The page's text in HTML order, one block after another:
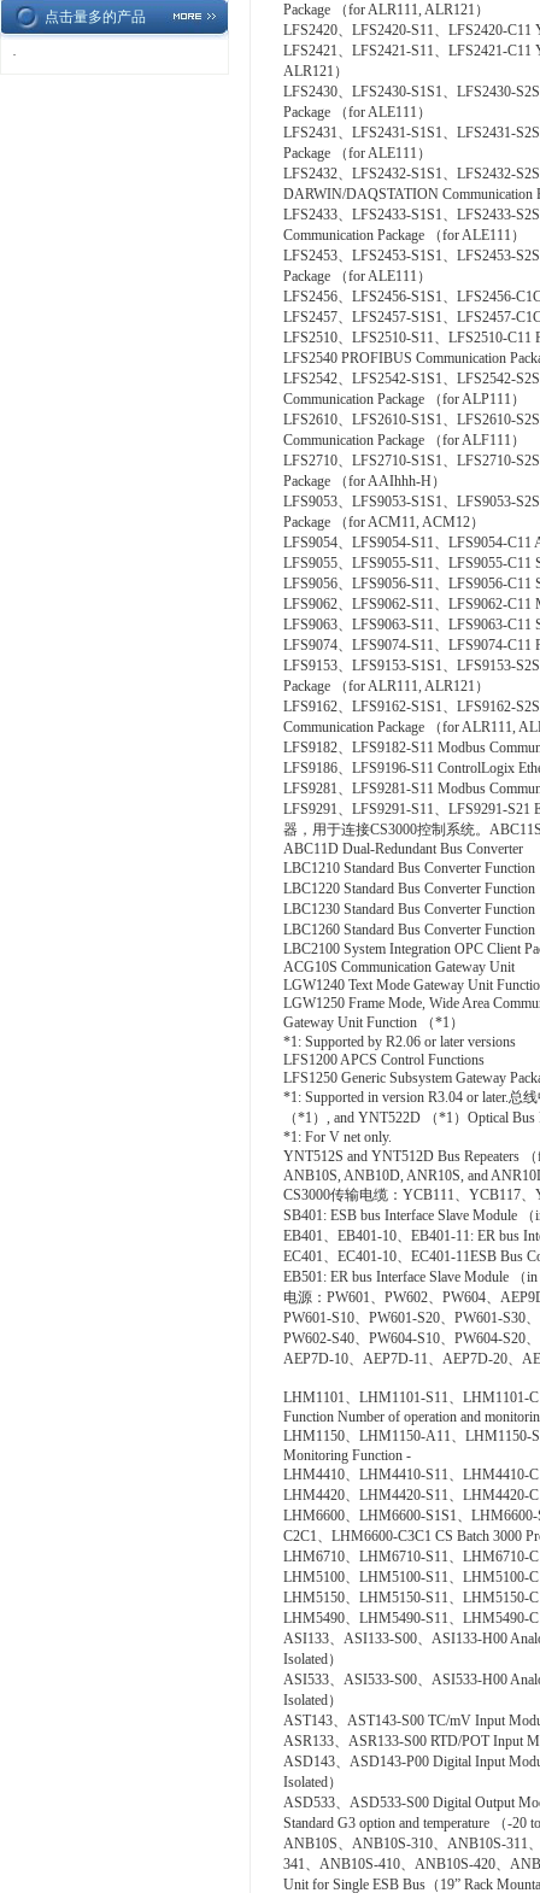
点击量多的产品
·
Package （for ALR111, ALR121）
LFS2420、LFS2420-S11、LFS2420-C11
LFS2421、LFS2421-S11、LFS2421-C11
ALR121）
LFS2430、LFS2430-S1S1、LFS2430-
Package （for ALE111）
LFS2431、LFS2431-S1S1、LFS2431-
Package （for ALE111）
LFS2432、LFS2432-S1S1、LFS2432-
DARWIN/DAQSTATION Communication
LFS2433、LFS2433-S1S1、LFS2433-
Communication Package （for ALE111）
LFS2453、LFS2453-S1S1、LFS2453-
Package （for ALE111）
LFS2456、LFS2456-S1S1、LFS2456-
LFS2457、LFS2457-S1S1、LFS2457-
LFS2510、LFS2510-S11、LFS2510-C11
LFS2540 PROFIBUS Communication
LFS2542、LFS2542-S1S1、LFS2542-
Communication Package （for ALP111）
LFS2610、LFS2610-S1S1、LFS2610-
Communication Package （for ALF111）
LFS2710、LFS2710-S1S1、LFS2710-
Package （for AAIhhh-H）
LFS9053、LFS9053-S1S1、LFS9053-
Package （for ACM11, ACM12）
LFS9054、LFS9054-S11、LFS9054-
LFS9055、LFS9055-S11、LFS9055-C11
LFS9056、LFS9056-S11、LFS9056-C11
LFS9062、LFS9062-S11、LFS9062-C11
LFS9063、LFS9063-S11、LFS9063-
LFS9074、LFS9074-S11、LFS9074-C11
LFS9153、LFS9153-S1S1、LFS9153-
Package （for ALR111, ALR121）
LFS9162、LFS9162-S1S1、LFS9162-
Communication Package （for ALR111,
LFS9182、LFS9182-S11 Modbus
LFS9186、LFS9196-S11 ControlLogix
LFS9281、LFS9281-S11 Modbus
LFS9291、LFS9291-S11、LFS9291-S21
器，用于连接CS3000控制系统。
ABC11D Dual-Redundant Bus Converter
LBC1210 Standard Bus Converter
LBC1220 Standard Bus Converter
LBC1230 Standard Bus Converter
LBC1260 Standard Bus Converter
LBC2100 System Integration OPC Client
ACG10S Communication Gateway Unit
LGW1240 Text Mode Gateway Unit
LGW1250 Frame Mode, Wide Area
Gateway Unit Function （*1）
*1: Supported by R2.06 or later versions
LFS1200 APCS Control Functions
LFS1250 Generic Subsystem Gateway
*1: Supported in version R3.04 or later.
（*1）, and YNT522D （*1）Optical
*1: For V net only.
YNT512S and YNT512D Bus Repeaters
ANB10S, ANB10D, ANR10S, and
CS3000传输电缆：YCB111、YCB117
SB401: ESB bus Interface Slave Module
EB401、EB401-10、EB401-11: ER bus
EC401、EC401-10、EC401-11ESB Bus
EB501: ER bus Interface Slave Module （
电源：PW601、PW602、PW604、
PW601-S10、PW601-S20、PW601-S30
PW602-S40、PW604-S10、PW604-S20
AEP7D-10、AEP7D-11、AEP7D-20、
LHM1101、LHM1101-S11、LHM1101-
Function Number of operation and
LHM1150、LHM1150-A11、LHM1150-
Monitoring Function -
LHM4410、LHM4410-S11、LHM4410-
LHM4420、LHM4420-S11、LHM4420-
LHM6600、LHM6600-S1S1、
C2C1、LHM6600-C3C1 CS Batch 3000
LHM6710、LHM6710-S11、LHM6710-
LHM5100、LHM5100-S11、LHM5100-
LHM5150、LHM5150-S11、LHM5150-
LHM5490、LHM5490-S11、LHM5490-
ASI133、ASI133-S00、ASI133-H00
Isolated）
ASI533、ASI533-S00、ASI533-H00
Isolated）
AST143、AST143-S00 TC/mV Input
ASR133、ASR133-S00 RTD/POT Input
ASD143、ASD143-P00 Digital Input
Isolated）
ASD533、ASD533-S00 Digital Output
Standard G3 option and temperature （-20
ANB10S、ANB10S-310、ANB10S-311
341、ANB10S-410、ANB10S-420、
Unit for Single ESB Bus（19” Rack